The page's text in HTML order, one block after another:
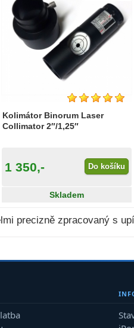
Kolimátor Binorum Laser
Collimator 2″/1,25″
1 350,- Do košíku
Skladem
precizně zpracovaný s